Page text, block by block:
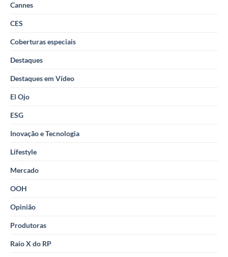
Cannes
CES
Coberturas especiais
Destaques
Destaques em Vídeo
El Ojo
ESG
Inovação e Tecnologia
Lifestyle
Mercado
OOH
Opinião
Produtoras
Raio X do RP